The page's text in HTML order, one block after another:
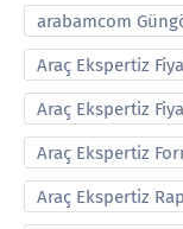
arabamcom
Araç Ekspertiz
Araç Ekspertiz
Araç Ekspertiz
Araç Ekspertiz